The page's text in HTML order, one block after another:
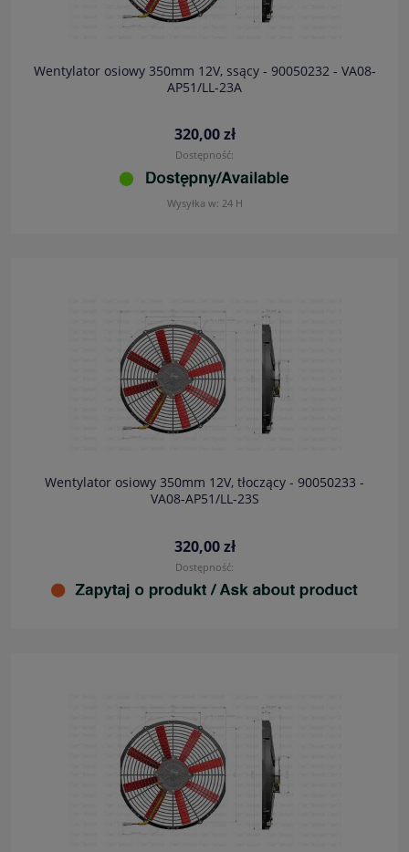
Wentylator osiowy 350mm 12V, ssący - 90050232 - VA08-
AP51/LL-23A
320,00 zł
Dostępność:
Wysyłka w: 24 H
Wentylator osiowy 350mm 12V, tłoczący - 90050233 -
VA08-AP51/LL-23S
320,00 zł
Dostępność: